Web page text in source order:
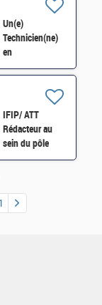
Un(e)
Technicien(ne)
en
radiofréquences
Contrôles H/F
IFIP/ ATT
Rédacteur au
sein du pôle
mobilité interne
Bureau AMC A+
et A H/F